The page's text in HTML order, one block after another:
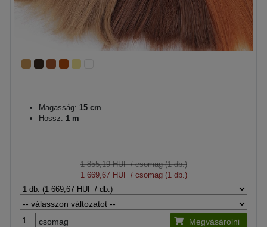
Magasság: 15 cm
Hossz: 1 m
1 855,19 HUF/ csomag (1 db.)
1 669,67 HUF/ csomag (1 db.)
csomag Megvásárolni